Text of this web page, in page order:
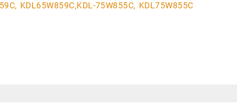
KDL65W859C,KDL-75W855C, KDL75W855C